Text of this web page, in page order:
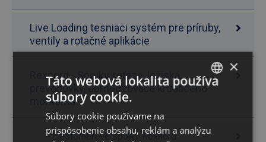
Live Loading tesniaci systém pre príruby,
ventily a rotačné aplikácie
Rexnord - Spojky, reťaze, ložiská,
prevodovky, obmedzovače krútiaceho
momentu...
Elastomérové spojky Rexnord
×
Táto webová lokalita používa
súbory cookie.
Súbory cookie používame na
prispôsobenie obsahu, reklám a analýzu